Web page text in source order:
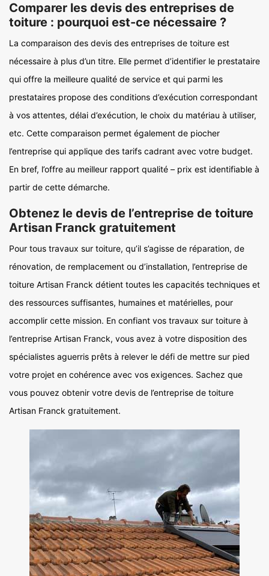
Comparer les devis des entreprises de
toiture : pourquoi est-ce nécessaire ?
La comparaison des devis des entreprises de toiture est
nécessaire à plus d’un titre. Elle permet d’identifier le prestataire
qui offre la meilleure qualité de service et qui parmi les
prestataires propose des conditions d’exécution correspondant
à vos attentes, délai d’exécution, le choix du matériau à utiliser,
etc. Cette comparaison permet également de piocher
l’entreprise qui applique des tarifs cadrant avec votre budget.
En bref, l’offre au meilleur rapport qualité – prix est identifiable à
partir de cette démarche.
Obtenez le devis de l’entreprise de toiture
Artisan Franck gratuitement
Pour tous travaux sur toiture, qu’il s’agisse de réparation, de
rénovation, de remplacement ou d’installation, l’entreprise de
toiture Artisan Franck détient toutes les capacités techniques et
des ressources suffisantes, humaines et matérielles, pour
accomplir cette mission. En confiant vos travaux sur toiture à
l’entreprise Artisan Franck, vous avez à votre disposition des
spécialistes aguerris prêts à relever le défi de mettre sur pied
votre projet en cohérence avec vos exigences. Sachez que
vous pouvez obtenir votre devis de l’entreprise de toiture
Artisan Franck gratuitement.